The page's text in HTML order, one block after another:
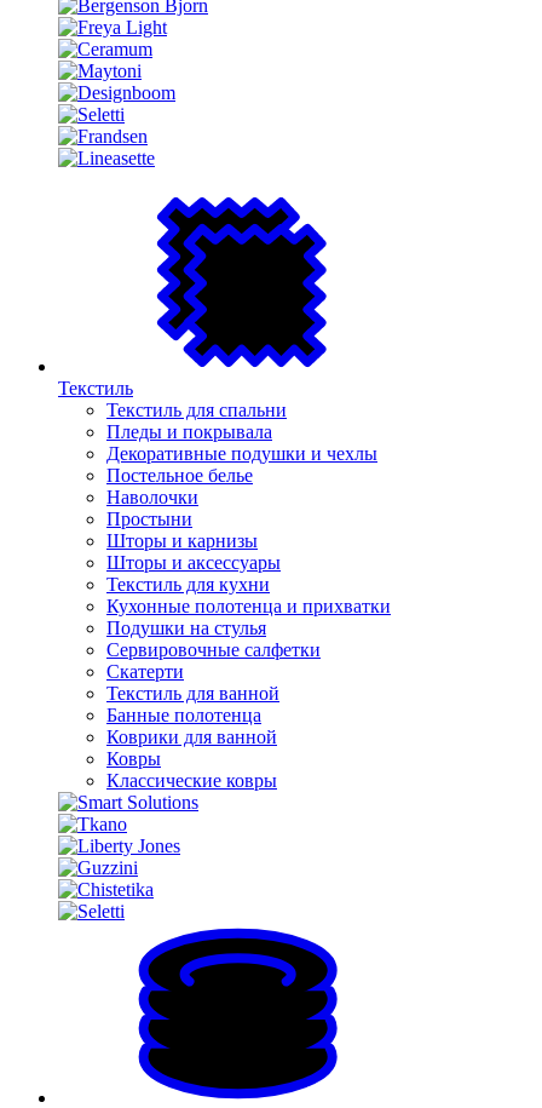
Текстиль
Текстиль для спальни
Пледы и покрывала
Декоративные подушки и чехлы
Постельное белье
Наволочки
Простыни
Шторы и карнизы
Шторы и аксессуары
Текстиль для кухни
Кухонные полотенца и прихватки
Подушки на стулья
Сервировочные салфетки
Скатерти
Текстиль для ванной
Банные полотенца
Коврики для ванной
Ковры
Классические ковры